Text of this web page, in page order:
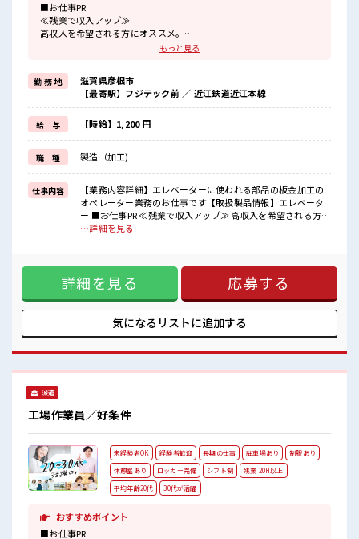
■お仕事PR
≪残業で収入アップ≫
高収入を希望される方にオススメ。
残業は月20時間以上あります♪
週末は家族や友人と一緒にプライベート満喫！
≪機能的な制服アリ≫
制服があるので、
毎日の服装の悩み解消♪
≪未経験でも活躍できる≫
新しいことにチャレンジするのは不安だけど、
しっかり働く環境が整っています！
イチからスキルUP・ステップUP目指していきましょう！
≪自分に向いている仕事が探せる≫
困った事などがあれば、
担当がしっかりサポートします！
■職場の雰囲気
私物の置きすぎには注意が必要ですね★
残業が多めだからしっかり稼ぎたい方にもオススメ！
もっと見る
勤 務 地
滋賀県彦根市
【最寄駅】フジテック前 ／ 近江鉄道近江本線
給 与 【時給】1,200 円
職 種 製造（加工)
仕事内容
【業務内容詳細】エレベーターに使われる部品の板金加工の
オペレーター業務のお仕事です【取扱製品情報】エレベータ
ー ■お仕事PR ≪残業で収入アップ≫ 高収入を希望される方に
オススメ。 残業は月20時間以上あります♪ ≪週休2日制≫ 週
も活躍できる≫ 新しいことにチャレンジするのは不安だけ
ど、 しっかり働く環境が整っています！ イチからスキルUP・
ステップUP目指していきましょう！ ≪自分に向いている仕事
が探せる≫ 困った事などがあれば、 担当がしっかりサポート
します！ ■職場の雰囲気 休憩室でホッと一息リフレッシュ！
職場にはロッカー完備！ 私物の置きすぎには注意が必要です
…詳細を見る
詳細を見る 応募する
気になるリストに追加する
派遣
工場作業員／好条件
未経験者OK 経験者歓迎 長期の仕事 駐車場あり
制服あり
休憩室あり
ロッカー完備 シフト制
残業 20H以上
平均年齢20代
30代が活躍
おすすめポイント
■お仕事PR